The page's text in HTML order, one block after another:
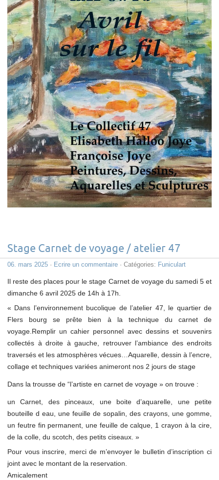
Stage Carnet de voyage / atelier 47
06. mars 2025 · Ecrire un commentaire · Catégories: Funiculart
Il reste des places pour le stage Carnet de voyage du samedi 5 et
dimanche 6 avril 2025 de 14h à 17h.
« Dans l’environnement bucolique de l’atelier 47, le quartier de
Flers bourg se prête bien à la technique du carnet de
voyage. Remplir un cahier personnel avec dessins et souvenirs
collectés à droite à gauche, retrouver l’ambiance des endroits
traversés et les atmosphères vécues…Aquarelle, dessin à l’encre,
collage et techniques variées animeront nos 2 jours de stage
Dans la trousse de “l’artiste en carnet de voyage » on trouve :
un Carnet, des pinceaux, une boite d’aquarelle, une petite
bouteille d eau, une feuille de sopalin, des crayons, une gomme,
un feutre fin permanent, une feuille de calque, 1 crayon à la cire,
de la colle, du scotch, des petits ciseaux. »
Pour vous inscrire, merci de m’envoyer le bulletin d’inscription ci
joint avec le montant de la reservation.
Amicalement